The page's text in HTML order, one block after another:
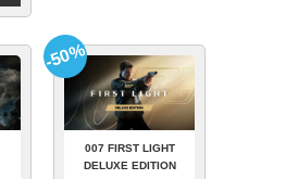
007 FIRST LIGHT
DELUXE EDITION
-50%